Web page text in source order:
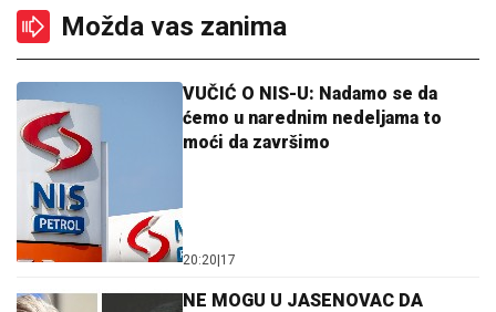
Možda vas zanima
VUČIĆ O NIS-U: Nadamo se da
ćemo u narednim nedeljama to
moći da završimo
20:20 17
NE MOGU U JASENOVAC DA